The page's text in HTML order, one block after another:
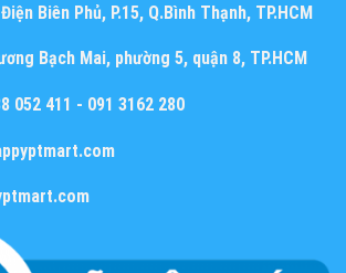
Biên Phủ, P.15, Q.Bình Thạnh, TP.HCM
Bạch Mai, phường 5, quận 8, TP.HCM
052 411 - 091 3162 280